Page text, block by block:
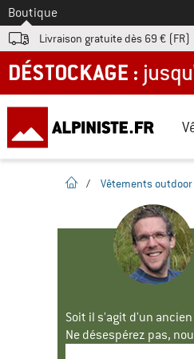
Vers le
Boutique
Livraison gratuite dès 69 € (FR)
DÉSTOCKAGE : jusqu'à -60 %
Page d'accueil
/ Vêtements outdoor
Soit il s'agit d'un
Ne désespérez pas,